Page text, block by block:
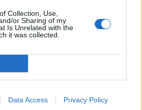
Collection, Use,
or Sharing of my
Is Unrelated with the
it was collected.
Data Access Privacy Policy